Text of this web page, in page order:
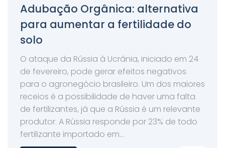
Adubação Orgânica: alternativa
para aumentar a fertilidade do
solo
O ataque da Rússia à Ucrânia, iniciado em 24
de fevereiro, pode gerar efeitos negativos
para o agronegócio brasileiro. Um dos maiores
receios é a possibilidade de haver uma falta
de fertilizantes, já que a Rússia é um relevante
produtor. A Rússia responde por 23% de todo
fertilizante importado em...